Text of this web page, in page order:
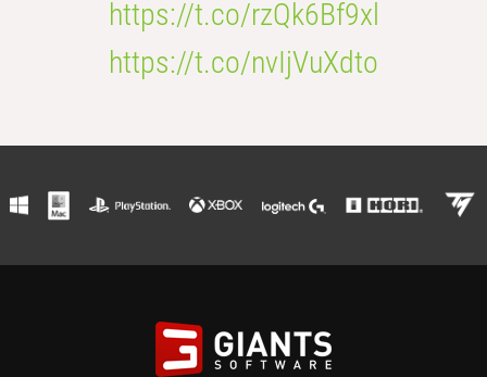
https://t.co/rzQk6Bf9xl
https://t.co/nvIjVuXdto